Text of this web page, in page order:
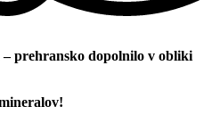
prehransko dopolnilo v obliki